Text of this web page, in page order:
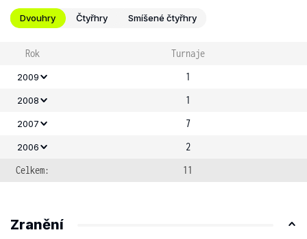
Dvouhry Čtyřhry Smíšené čtyřhry
Rok Turnaje
2009 1
2008 1
2007 7
2006
2
Celkem:
11
Zranění